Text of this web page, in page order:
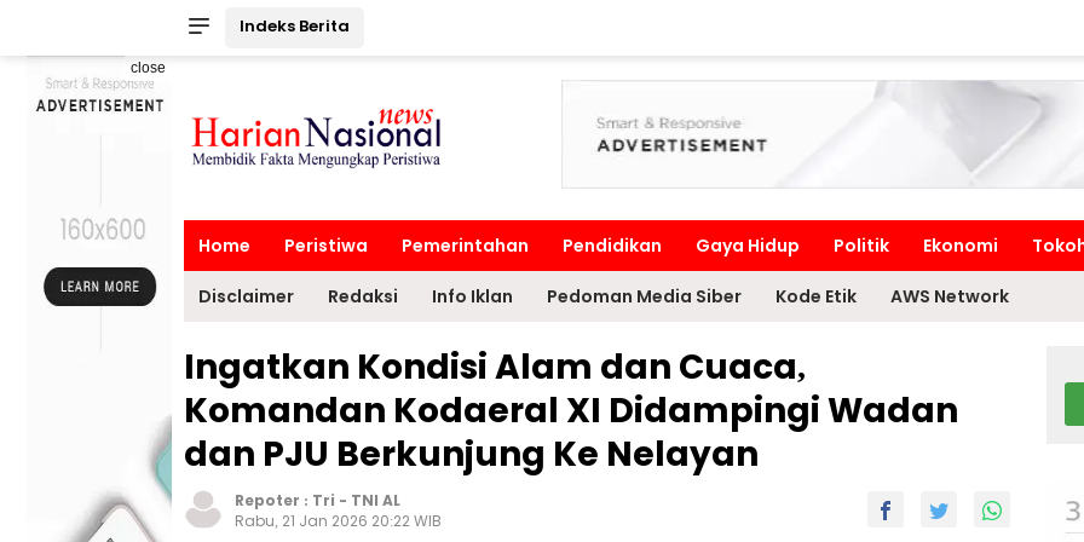
Indeks Berita
close
Home Peristiwa Pemerintahan Pendidikan Gaya Hidup Politik Ekonomi
Disclaimer Redaksi Info Iklan Pedoman Media Siber Kode Etik AWS Network
Ingatkan Kondisi Alam dan Cuaca,
Komandan Kodaeral XI Didampingi Wadan
dan PJU Berkunjung Ke Nelayan
Repoter : Tri - TNI AL
Rabu, 21 Jan 2026 20:22 WIB